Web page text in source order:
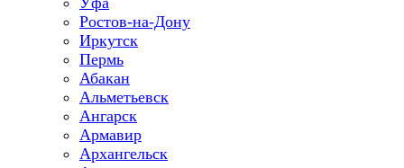
Ростов-на-Дону
Иркутск
Пермь
Абакан
Альметьевск
Ангарск
Армавир
Архангельск